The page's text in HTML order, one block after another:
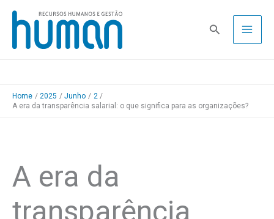
Skip
content
Pesquisa
Home 2025 Junho
2
A era da transparência salarial: o que significa para as organizações?
A era da
transparência